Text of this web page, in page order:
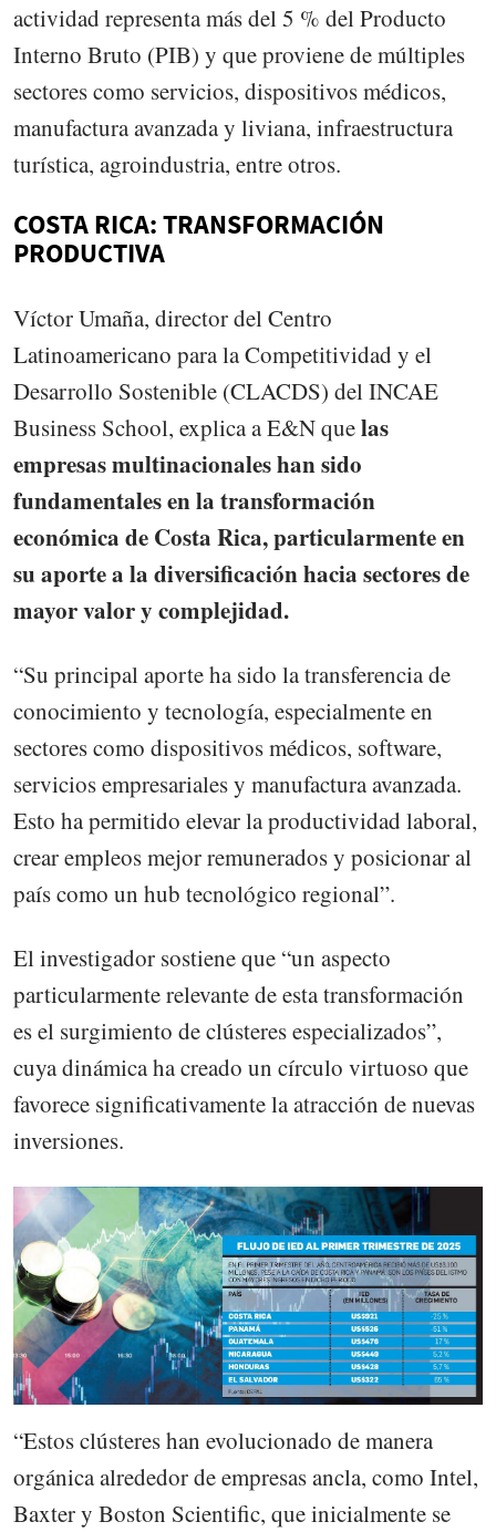
actividad representa más del 5 % del Producto
Interno Bruto (PIB) y que proviene de múltiples
sectores como servicios, dispositivos médicos,
manufactura avanzada y liviana, infraestructura
turística, agroindustria, entre otros.
COSTA RICA: TRANSFORMACIÓN
PRODUCTIVA
Víctor Umaña, director del Centro
Latinoamericano para la Competitividad y el
Desarrollo Sostenible (CLACDS) del INCAE
Business School, explica a E&N quelas
empresas multinacionales han sido
fundamentales en la transformación
económica de Costa Rica, particularmente en
su aporte a la diversificación hacia sectores de
mayor valor y complejidad.
“Su principal aporte ha sido la transferencia de
conocimiento y tecnología, especialmente en
sectores como dispositivos médicos, software,
servicios empresariales y manufactura avanzada.
Esto ha permitido elevar la productividad laboral,
crear empleos mejor remunerados y posicionar al
país como un hub tecnológico regional”.
El investigador sostiene que “un aspecto
particularmente relevante de esta transformación
es el surgimiento de clústeres especializados”,
cuya dinámica ha creado un círculo virtuoso que
favorece significativamente la atracción de nuevas
inversiones.
“Estos clústeres han evolucionado de manera
orgánica alrededor de empresas ancla, como Intel,
Baxter y Boston Scientific, que inicialmente se